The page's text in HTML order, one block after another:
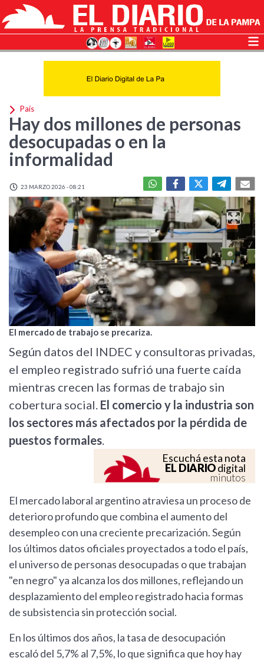
País
Hay dos millones de personas
desocupadas o en la
informalidad
23 MARZO 2026 - 08:21
El mercado de trabajo se precariza.
Según datos del INDEC y consultoras privadas,
el empleo registrado sufrió una fuerte caída
mientras crecen las formas de trabajo sin
cobertura social. El comercio y la industria son
los sectores más afectados por la pérdida de
puestos formales.
Escuchá esta nota
EL DIARIOdigital
minutos
El mercado laboral argentino atraviesa un proceso de
deterioro profundo que combina el aumento del
desempleo con una creciente precarización. Según
los últimos datos oficiales proyectados a todo el país,
el universo de personas desocupadas o que trabajan
"en negro" ya alcanza los dos millones, reflejando un
desplazamiento del empleo registrado hacia formas
de subsistencia sin protección social.
En los últimos dos años, la tasa de desocupación
escaló del 5,7% al 7,5%, lo que significa que hoy hay